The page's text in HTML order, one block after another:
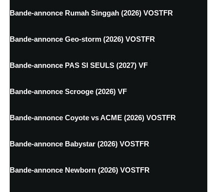
Bande-annonce Rumah Singgah (2026) VOSTFR
Bande-annonce Geo-storm (2026) VOSTFR
Bande-annonce PAS SI SEULS (2027) VF
Bande-annonce Scrooge (2026) VF
Bande-annonce Coyote vs ACME (2026) VOSTFR
Bande-annonce Babystar (2026) VOSTFR
Bande-annonce Newborn (2026) VOSTFR